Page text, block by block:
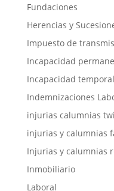
Fundaciones
Herencias y
Impuesto de
Incapacidad
Incapacidad temporal
Indemnizaciones
injurias calumnias
injurias y calumnias
Injurias y calumnias
Inmobiliario
Laboral